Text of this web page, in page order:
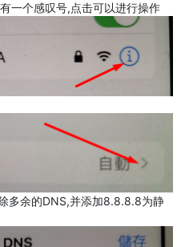
一个感叹号,点击可以进行操作
多余的DNS,并添加8.8.8.8为静